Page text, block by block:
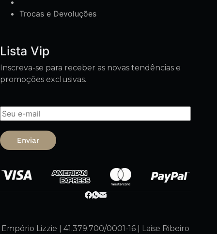
Trocas e Devoluções
Lista Vip
Inscreva-se para receber as novas tendências e
promoções exclusivas.
Enviar
Empório Lizzie | 41.379.700/0001-16 | Laise Ribeiro